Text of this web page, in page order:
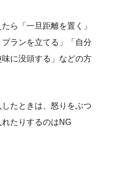
ら「一旦距離を置く」
プランを立てる」「自分
に没頭する」などの方
たときは、怒りをぶつ
たりするのはNG